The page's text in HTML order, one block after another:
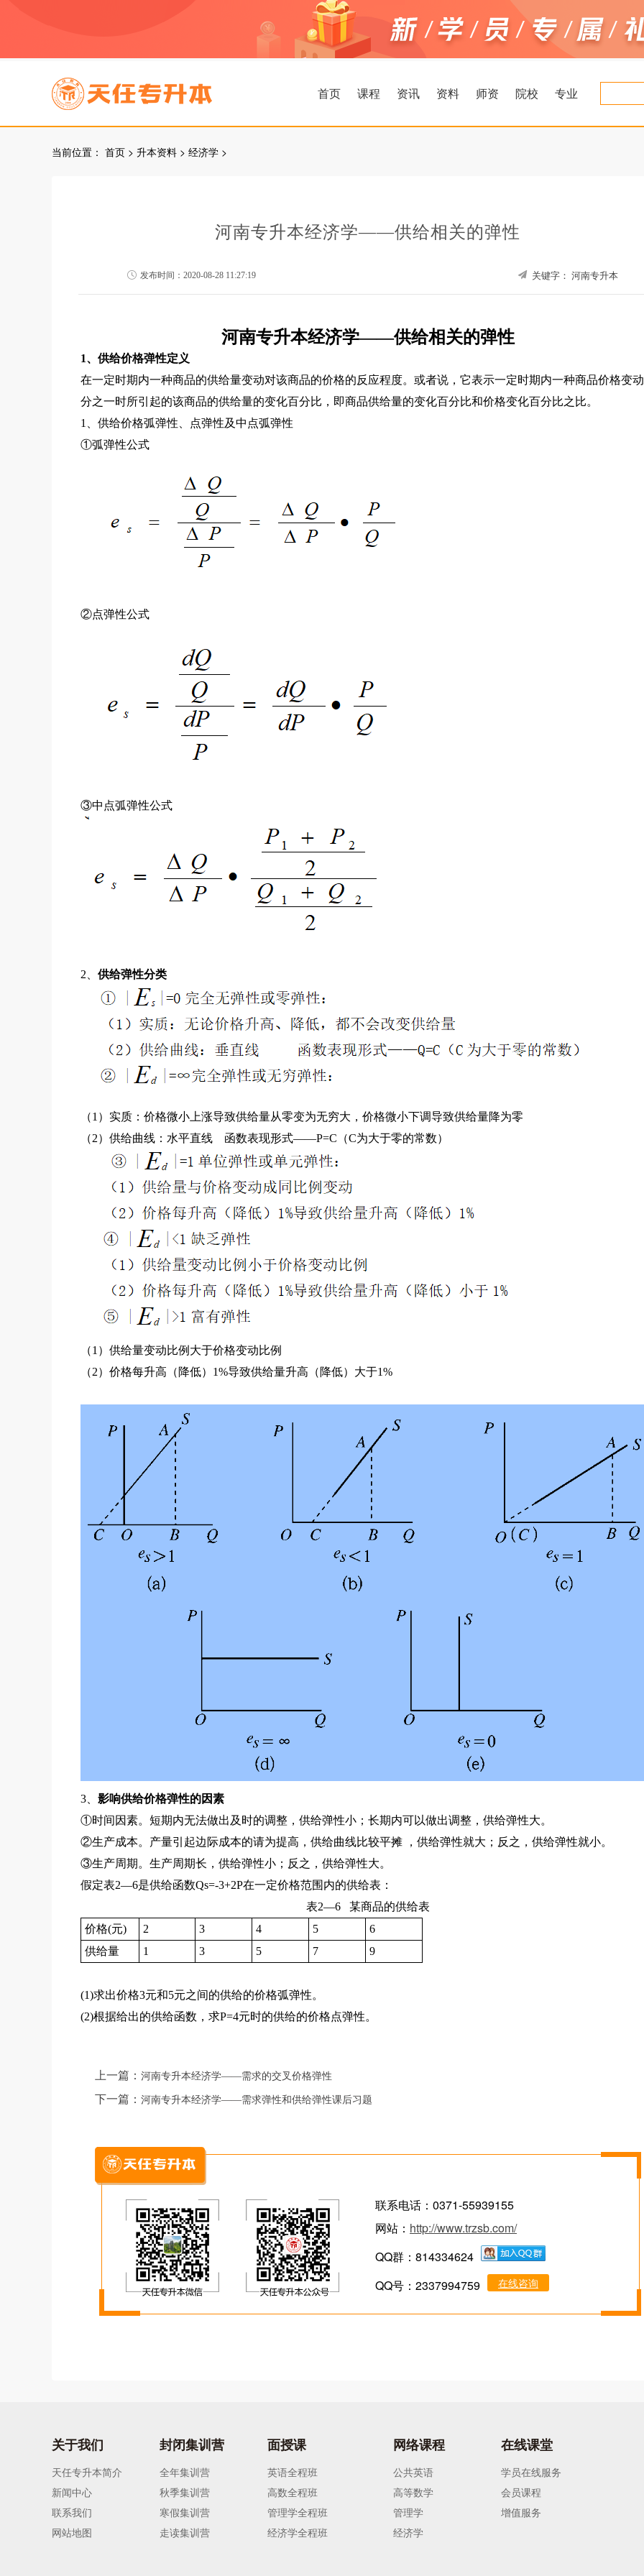
首页 课程 资讯 资料 师资 院校 专业
当前位置： 首页 > 升本资料 > 经济学 >
河南专升本经济学——供给相关的弹性
发布时间：2020-08-28 11:27:19 关键字：河南专升本
河南专升本经济学——供给相关的弹性
1、供给价格弹性定义
在一定时期内一种商品的供给量变动对该商品的价格的反应程度。或者说，它表示一定时期内一种商品价格变
分之一时所引起的该商品的供给量的变化百分比，即商品供给量的变化百分比和价格变化百分比之比。
1、供给价格弧弹性、点弹性及中点弧弹性
①弧弹性公式
②点弹性公式
③中点弧弹性公式
2、 供给弹性分类
（1）实质：价格微小上涨导致供给量从零变为无穷大，价格微小下调导致供给量降为零
（2）供给曲线：水平直线 函数表现形式——P=C（C为大于零的常数）
（1）供给量变动比例大于价格变动比例
（2）价格每升高（降低）1%导致供给量升高（降低）大于1%
3、 影响供给价格弹性的因素
①时间因素。短期内无法做出及时的调整，供给弹性小；长期内可以做出调整，供给弹性大。
②生产成本。产量引起边际成本的请为提高，供给曲线比较平摊 ，供给弹性就大；反之，供给弹性就小。
③生产周期。生产周期长，供给弹性小；反之，供给弹性大。
假定表2—6是供给函数Qs=-3+2P在一定价格范围内的供给表：
表2—6 某商品的供给表
价格(元)
2 3 4 5
6
供给量
1 3 5 7 9
(1)求出价格3元和5元之间的供给的价格弧弹性。
(2)根据给出的供给函数，求P=4元时的供给的价格点弹性。
上一篇： 河南专升本经济学——需求的交叉价格弹性
下一篇： 河南专升本经济学——需求弹性和供给弹性课后习题
联系电话：0371-55939155
网站： http://www.trzsb.com/
QQ群：814334624
QQ号：2337994759
在线咨询
关于我们
天任专升本简介
新闻中心
联系我们
网站地图
封闭集训营
全年集训营
秋季集训营
寒假集训营
走读集训营
面授课
英语全程班
高数全程班
管理学全程班
经济学全程班
网络课程
公共英语
高等数学
管理学
经济学
在线课堂
学员在线服务
会员课程
增值服务